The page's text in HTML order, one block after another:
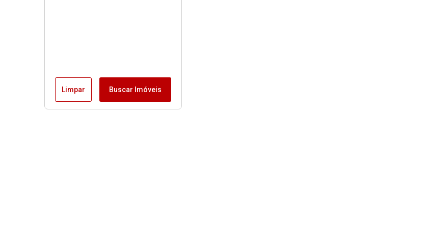
Limpar Buscar Imóveis